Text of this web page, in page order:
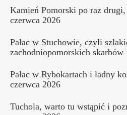
Kamień Pomorski po raz
czerwca 2026
Pałac w Stuchowie, czyli
zachodniopomorskich skarbów
Pałac w Rybokartach i ładny
czerwca 2026
Tuchola, warto tu wstąpić i